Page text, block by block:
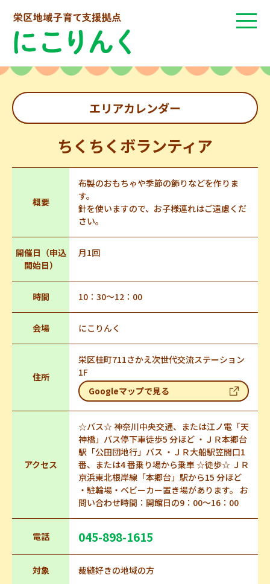
エリアカレンダー
ちくちくボランティア
概要
布製のおもちゃや季節の飾りなどを作りま
す。
針を使いますので、お子様連れはご遠慮くだ
さい。
開催日（申込
開始日）
月1回
時間 10：30～12：00
会場 にこりんく
住所
栄区桂町711さかえ次世代交流ステーション
1F
Googleマップで見る
アクセス
☆バス☆ 神奈川中央交通、または江ノ電「天
神橋」バス停下車徒歩5 分ほど ・ＪＲ本郷台
駅「公田団地行」バス ・ＪＲ大船駅笠間口1
番、または4 番乗り場から乗車 ☆徒歩☆ ＪＲ
京浜東北根岸線「本郷台」駅から15 分ほど
・駐輪場・ベビーカー置き場があります。 お
問い合わせ時間：開館日の9：00～16：00
電話 045-898-1615
対象 裁縫好きの地域の方